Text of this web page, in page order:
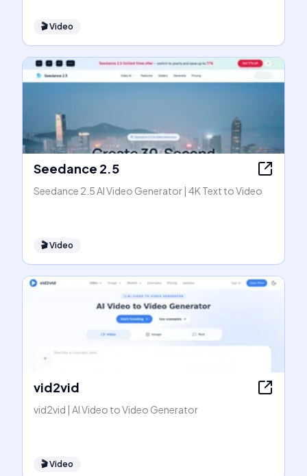
🎬Video
Seedance 2.5
Seedance 2.5 AI Video Generator | 4K Text to Video
🎬Video
vid2vid
vid2vid | AI Video to Video Generator
🎬Video